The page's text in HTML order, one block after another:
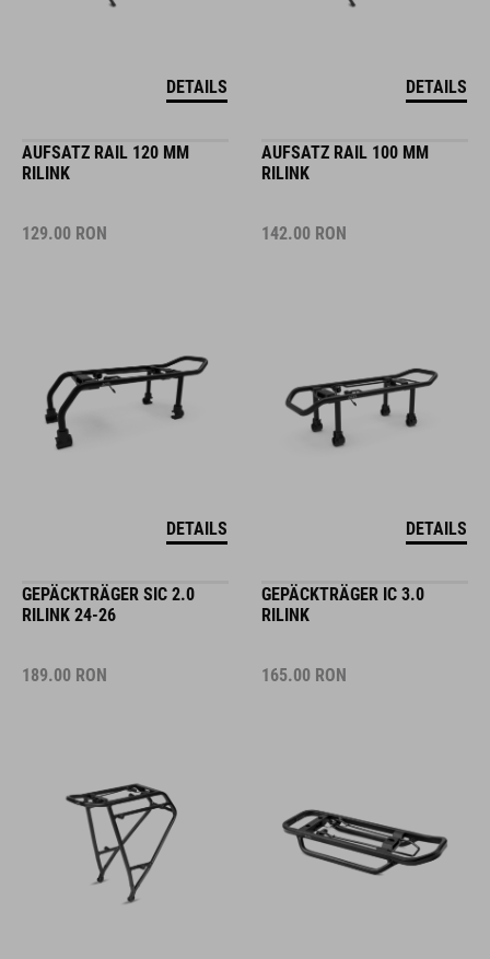
DETAILS DETAILS
AUFSATZ RAIL 120 MM
RILINK
129.00 RON
DETAILS
AUFSATZ RAIL 100 MM
RILINK
142.00 RON
DETAILS
GEPÄCKTRÄGER SIC 2.0
RILINK 24-26
189.00 RON
GEPÄCKTRÄGER IC 3.0
RILINK
165.00 RON